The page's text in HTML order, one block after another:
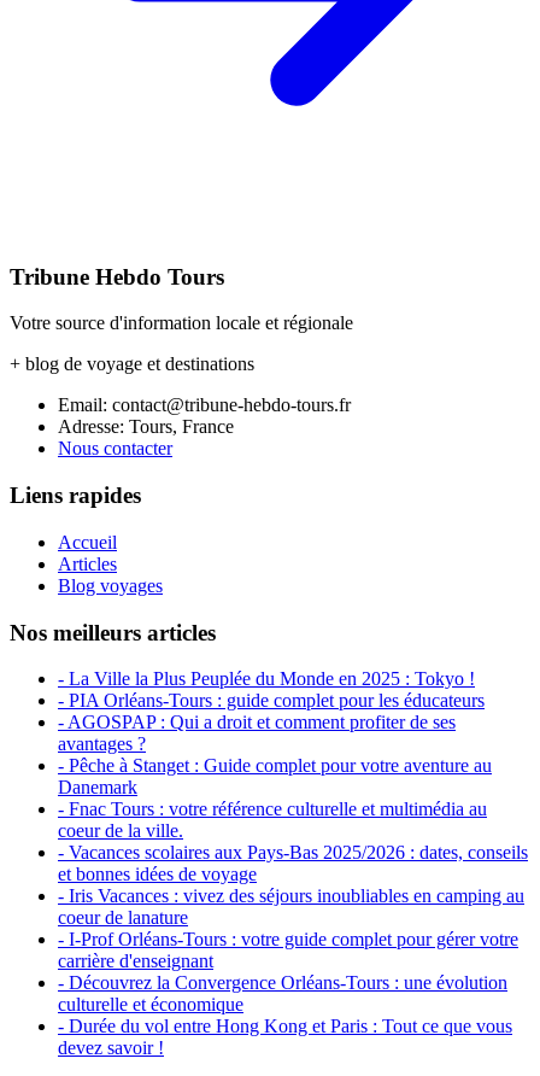
Tribune Hebdo Tours
Votre source d'information locale et régionale
+ blog de voyage et destinations
Email: contact@tribune-hebdo-tours.fr
Adresse: Tours, France
Nous contacter
Liens rapides
Accueil
Articles
Blog voyages
Nos meilleurs articles
- La Ville la Plus Peuplée du Monde en 2025 : Tokyo !
- PIA Orléans-Tours : guide complet pour les éducateurs
- AGOSPAP : Qui a droit et comment profiter de ses
avantages ?
- Pêche à Stanget : Guide complet pour votre aventure au
Danemark
- Fnac Tours : votre référence culturelle et multimédia au
coeur de la ville.
- Vacances scolaires aux Pays-Bas 2025/2026 : dates, conseils
et bonnes idées de voyage
- Iris Vacances : vivez des séjours inoubliables en camping au
coeur de lanature
- I-Prof Orléans-Tours : votre guide complet pour gérer votre
carrière d'enseignant
- Découvrez la Convergence Orléans-Tours : une évolution
culturelle et économique
- Durée du vol entre Hong Kong et Paris : Tout ce que vous
devez savoir !